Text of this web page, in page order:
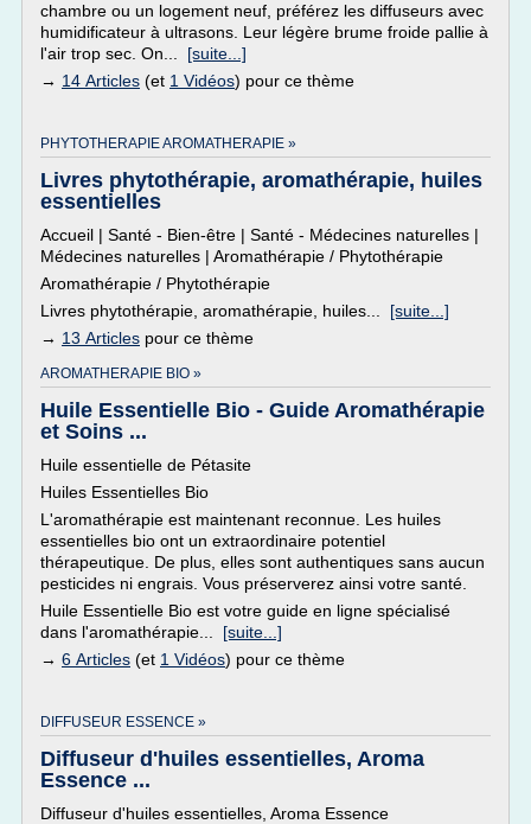
chambre ou un logement neuf, préférez les diffuseurs avec
humidificateur à ultrasons. Leur légère brume froide pallie à
l'air trop sec. On... [suite...]
→ 14 Articles (et 1 Vidéos) pour ce thème
PHYTOTHERAPIE AROMATHERAPIE »
Livres phytothérapie, aromathérapie, huiles
essentielles
Accueil | Santé - Bien-être | Santé - Médecines naturelles |
Médecines naturelles | Aromathérapie / Phytothérapie
Aromathérapie / Phytothérapie
Livres phytothérapie, aromathérapie, huiles... [suite...]
→ 13 Articles pour ce thème
AROMATHERAPIE BIO »
Huile Essentielle Bio - Guide Aromathérapie
et Soins ...
Huile essentielle de Pétasite
Huiles Essentielles Bio
L'aromathérapie est maintenant reconnue. Les huiles
essentielles bio ont un extraordinaire potentiel
thérapeutique. De plus, elles sont authentiques sans aucun
pesticides ni engrais. Vous préserverez ainsi votre santé.
Huile Essentielle Bio est votre guide en ligne spécialisé
dans l'aromathérapie... [suite...]
→ 6 Articles (et 1 Vidéos) pour ce thème
DIFFUSEUR ESSENCE »
Diffuseur d'huiles essentielles, Aroma
Essence ...
Diffuseur d'huiles essentielles, Aroma Essence